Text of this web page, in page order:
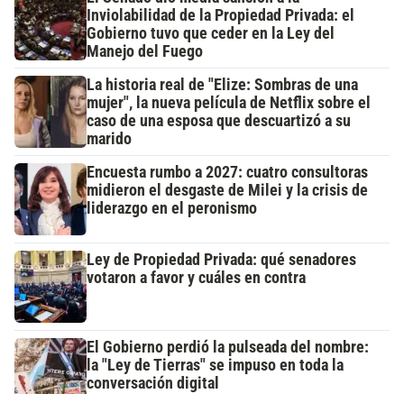
Inviolabilidad de la Propiedad Privada: el
Gobierno tuvo que ceder en la Ley del
Manejo del Fuego
La historia real de "Elize: Sombras de una
mujer", la nueva película de Netflix sobre el
caso de una esposa que descuartizó a su
marido
Encuesta rumbo a 2027: cuatro consultoras
midieron el desgaste de Milei y la crisis de
liderazgo en el peronismo
Ley de Propiedad Privada: qué senadores
votaron a favor y cuáles en contra
El Gobierno perdió la pulseada del nombre:
la "Ley de Tierras" se impuso en toda la
conversación digital